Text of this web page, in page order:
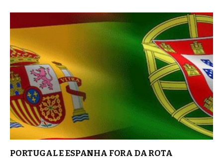
PORTUGAL E ESPANHA FORA DA ROTA